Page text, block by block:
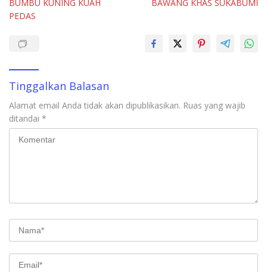
o
BUMBU KUNING KUAH
PEDAS
BAWANG KHAS SUKABUMI
Tinggalkan Balasan
Alamat email Anda tidak akan dipublikasikan. Ruas yang wajib
ditandai *